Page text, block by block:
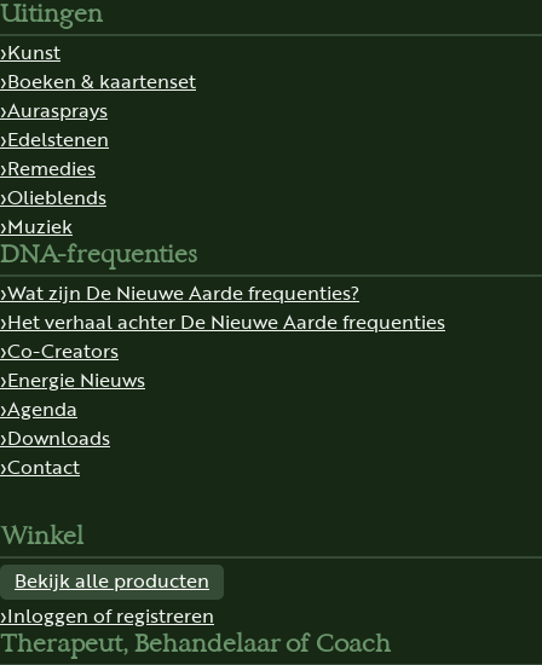
Uitingen
Kunst
Boeken & kaartenset
Aurasprays
Edelstenen
Remedies
Olieblends
Muziek
DNA-frequenties
Wat zijn De Nieuwe Aarde frequenties?
Het verhaal achter De Nieuwe Aarde frequenties
Co-Creators
Energie Nieuws
Agenda
Downloads
Contact
Winkel
Bekijk alle producten
Inloggen of registreren
Therapeut, Behandelaar of Coach